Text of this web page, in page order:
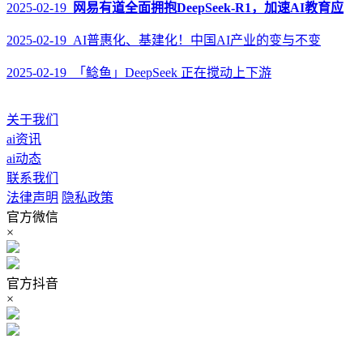
2025-02-19 网易有道全面拥抱DeepSeek-R1，加速AI教育应
2025-02-19 AI普惠化、基建化！中国AI产业的变与不变
2025-02-19 「鲶鱼」DeepSeek 正在搅动上下游
关于我们
ai资讯
ai动态
联系我们
法律声明 隐私政策
官方微信
×
官方抖音
×